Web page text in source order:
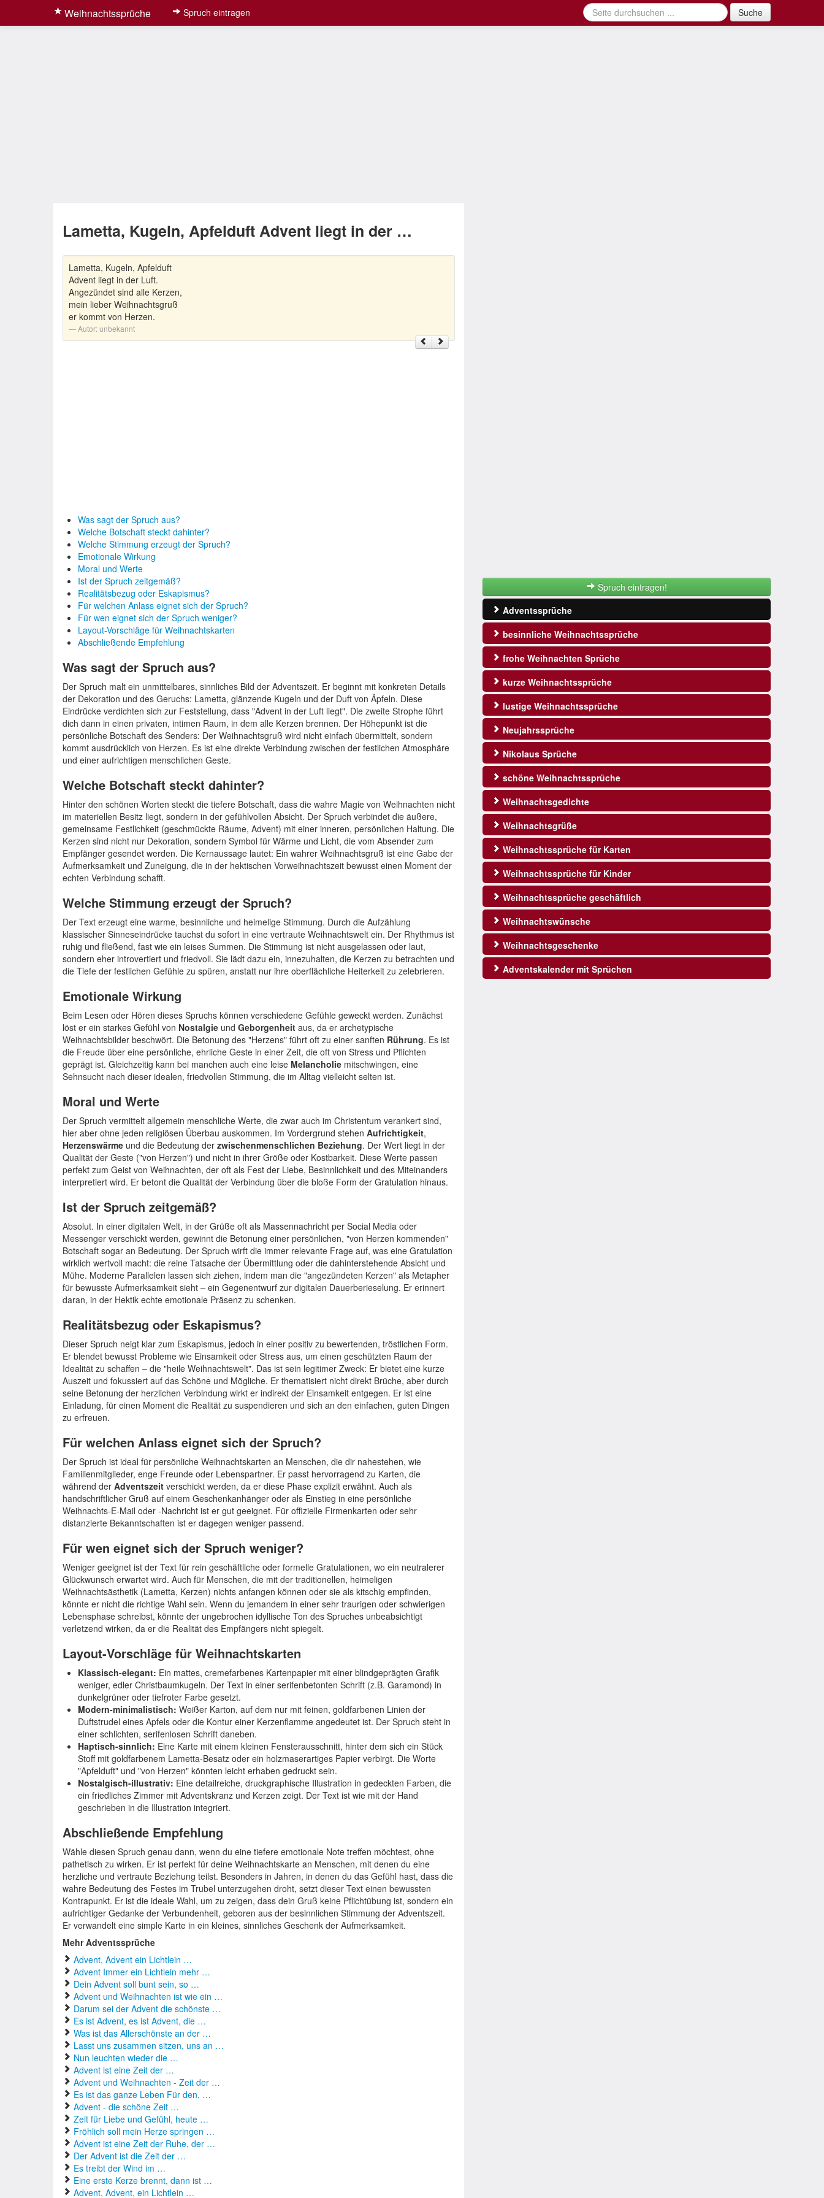
Weihnachtssprüche Spruch eintragen Suche
Lametta, Kugeln, Apfelduft Advent liegt in der …
Lametta, Kugeln, Apfelduft
Advent liegt in der Luft.
Angezündet sind alle Kerzen,
mein lieber Weihnachtsgruß
er kommt von Herzen.
Autor:unbekannt
Was sagt der Spruch aus?
Welche Botschaft steckt dahinter?
Welche Stimmung erzeugt der Spruch?
Emotionale Wirkung
Moral und Werte
Ist der Spruch zeitgemäß?
Realitätsbezug oder Eskapismus?
Für welchen Anlass eignet sich der Spruch?
Für wen eignet sich der Spruch weniger?
Layout-Vorschläge für Weihnachtskarten
Abschließende Empfehlung
Was sagt der Spruch aus?
Der Spruch malt ein unmittelbares, sinnliches Bild der Adventszeit. Er beginnt mit konkreten Details
der Dekoration und des Geruchs: Lametta, glänzende Kugeln und der Duft von Äpfeln. Diese
Eindrücke verdichten sich zur Feststellung, dass "Advent in der Luft liegt". Die zweite Strophe führt
dich dann in einen privaten, intimen Raum, in dem alle Kerzen brennen. Der Höhepunkt ist die
persönliche Botschaft des Senders: Der Weihnachtsgruß wird nicht einfach übermittelt, sondern
kommt ausdrücklich von Herzen. Es ist eine direkte Verbindung zwischen der festlichen Atmosphäre
und einer aufrichtigen menschlichen Geste.
Welche Botschaft steckt dahinter?
Hinter den schönen Worten steckt die tiefere Botschaft, dass die wahre Magie von Weihnachten nicht
im materiellen Besitz liegt, sondern in der gefühlvollen Absicht. Der Spruch verbindet die äußere,
gemeinsame Festlichkeit (geschmückte Räume, Advent) mit einer inneren, persönlichen Haltung. Die
Kerzen sind nicht nur Dekoration, sondern Symbol für Wärme und Licht, die vom Absender zum
Empfänger gesendet werden. Die Kernaussage lautet: Ein wahrer Weihnachtsgruß ist eine Gabe der
Aufmerksamkeit und Zuneigung, die in der hektischen Vorweihnachtszeit bewusst einen Moment der
echten Verbindung schafft.
Welche Stimmung erzeugt der Spruch?
Der Text erzeugt eine warme, besinnliche und heimelige Stimmung. Durch die Aufzählung
klassischer Sinneseindrücke tauchst du sofort in eine vertraute Weihnachtswelt ein. Der Rhythmus ist
ruhig und fließend, fast wie ein leises Summen. Die Stimmung ist nicht ausgelassen oder laut,
sondern eher introvertiert und friedvoll. Sie lädt dazu ein, innezuhalten, die Kerzen zu betrachten und
die Tiefe der festlichen Gefühle zu spüren, anstatt nur ihre oberflächliche Heiterkeit zu zelebrieren.
Emotionale Wirkung
Beim Lesen oder Hören dieses Spruchs können verschiedene Gefühle geweckt werden. Zunächst
löst er ein starkes Gefühl von Nostalgie und Geborgenheit aus, da er archetypische
Weihnachtsbilder beschwört. Die Betonung des "Herzens" führt oft zu einer sanften Rührung. Es ist
die Freude über eine persönliche, ehrliche Geste in einer Zeit, die oft von Stress und Pflichten
geprägt ist. Gleichzeitig kann bei manchen auch eine leise Melancholie mitschwingen, eine
Sehnsucht nach dieser idealen, friedvollen Stimmung, die im Alltag vielleicht selten ist.
Moral und Werte
Der Spruch vermittelt allgemein menschliche Werte, die zwar auch im Christentum verankert sind,
hier aber ohne jeden religiösen Überbau auskommen. Im Vordergrund stehen Aufrichtigkeit,
Herzenswärme und die Bedeutung der zwischenmenschlichen Beziehung. Der Wert liegt in der
Qualität der Geste ("von Herzen") und nicht in ihrer Größe oder Kostbarkeit. Diese Werte passen
perfekt zum Geist von Weihnachten, der oft als Fest der Liebe, Besinnlichkeit und des Miteinanders
interpretiert wird. Er betont die Qualität der Verbindung über die bloße Form der Gratulation hinaus.
Ist der Spruch zeitgemäß?
Absolut. In einer digitalen Welt, in der Grüße oft als Massennachricht per Social Media oder
Messenger verschickt werden, gewinnt die Betonung einer persönlichen, "von Herzen kommenden"
Botschaft sogar an Bedeutung. Der Spruch wirft die immer relevante Frage auf, was eine Gratulation
wirklich wertvoll macht: die reine Tatsache der Übermittlung oder die dahinterstehende Absicht und
Mühe. Moderne Parallelen lassen sich ziehen, indem man die "angezündeten Kerzen" als Metapher
für bewusste Aufmerksamkeit sieht – ein Gegenentwurf zur digitalen Dauerberieselung. Er erinnert
daran, in der Hektik echte emotionale Präsenz zu schenken.
Realitätsbezug oder Eskapismus?
Dieser Spruch neigt klar zum Eskapismus, jedoch in einer positiv zu bewertenden, tröstlichen Form.
Er blendet bewusst Probleme wie Einsamkeit oder Stress aus, um einen geschützten Raum der
Idealität zu schaffen – die "heile Weihnachtswelt". Das ist sein legitimer Zweck: Er bietet eine kurze
Auszeit und fokussiert auf das Schöne und Mögliche. Er thematisiert nicht direkt Brüche, aber durch
seine Betonung der herzlichen Verbindung wirkt er indirekt der Einsamkeit entgegen. Er ist eine
Einladung, für einen Moment die Realität zu suspendieren und sich an den einfachen, guten Dingen
zu erfreuen.
Für welchen Anlass eignet sich der Spruch?
Der Spruch ist ideal für persönliche Weihnachtskarten an Menschen, die dir nahestehen, wie
Familienmitglieder, enge Freunde oder Lebenspartner. Er passt hervorragend zu Karten, die
während der Adventszeit verschickt werden, da er diese Phase explizit erwähnt. Auch als
handschriftlicher Gruß auf einem Geschenkanhänger oder als Einstieg in eine persönliche
Weihnachts-E-Mail oder -Nachricht ist er gut geeignet. Für offizielle Firmenkarten oder sehr
distanzierte Bekanntschaften ist er dagegen weniger passend.
Für wen eignet sich der Spruch weniger?
Weniger geeignet ist der Text für rein geschäftliche oder formelle Gratulationen, wo ein neutralerer
Glückwunsch erwartet wird. Auch für Menschen, die mit der traditionellen, heimeligen
Weihnachtsästhetik (Lametta, Kerzen) nichts anfangen können oder sie als kitschig empfinden,
könnte er nicht die richtige Wahl sein. Wenn du jemandem in einer sehr traurigen oder schwierigen
Lebensphase schreibst, könnte der ungebrochen idyllische Ton des Spruches unbeabsichtigt
verletzend wirken, da er die Realität des Empfängers nicht spiegelt.
Layout-Vorschläge für Weihnachtskarten
Klassisch-elegant: Ein mattes, cremefarbenes Kartenpapier mit einer blindgeprägten Grafik
weniger, edler Christbaumkugeln. Der Text in einer serifenbetonten Schrift (z.B. Garamond) in
dunkelgrüner oder tiefroter Farbe gesetzt.
Modern-minimalistisch: Weißer Karton, auf dem nur mit feinen, goldfarbenen Linien der
Duftstrudel eines Apfels oder die Kontur einer Kerzenflamme angedeutet ist. Der Spruch steht in
einer schlichten, serifenlosen Schrift daneben.
Haptisch-sinnlich: Eine Karte mit einem kleinen Fensterausschnitt, hinter dem sich ein Stück
Stoff mit goldfarbenem Lametta-Besatz oder ein holzmaserartiges Papier verbirgt. Die Worte
"Apfelduft" und "von Herzen" könnten leicht erhaben gedruckt sein.
Nostalgisch-illustrativ: Eine detailreiche, druckgraphische Illustration in gedeckten Farben, die
ein friedliches Zimmer mit Adventskranz und Kerzen zeigt. Der Text ist wie mit der Hand
geschrieben in die Illustration integriert.
Abschließende Empfehlung
Wähle diesen Spruch genau dann, wenn du eine tiefere emotionale Note treffen möchtest, ohne
pathetisch zu wirken. Er ist perfekt für deine Weihnachtskarte an Menschen, mit denen du eine
herzliche und vertraute Beziehung teilst. Besonders in Jahren, in denen du das Gefühl hast, dass die
wahre Bedeutung des Festes im Trubel unterzugehen droht, setzt dieser Text einen bewussten
Kontrapunkt. Er ist die ideale Wahl, um zu zeigen, dass dein Gruß keine Pflichtübung ist, sondern ein
aufrichtiger Gedanke der Verbundenheit, geboren aus der besinnlichen Stimmung der Adventszeit.
Er verwandelt eine simple Karte in ein kleines, sinnliches Geschenk der Aufmerksamkeit.
Mehr Adventssprüche
Advent, Advent ein Lichtlein …
Advent Immer ein Lichtlein mehr …
Dein Advent soll bunt sein, so …
Advent und Weihnachten ist wie ein …
Darum sei der Advent die schönste …
Es ist Advent, es ist Advent, die …
Was ist das Allerschönste an der …
Lasst uns zusammen sitzen, uns an …
Nun leuchten wieder die …
Advent ist eine Zeit der …
Advent und Weihnachten - Zeit der …
Es ist das ganze Leben Für den, …
Advent - die schöne Zeit …
Zeit für Liebe und Gefühl, heute …
Fröhlich soll mein Herze springen …
Advent ist eine Zeit der Ruhe, der …
Der Advent ist die Zeit der …
Es treibt der Wind im …
Eine erste Kerze brennt, dann ist …
Advent, Advent, ein Lichtlein …
Spruch eintragen!
Adventssprüche
besinnliche Weihnachtssprüche
frohe Weihnachten Sprüche
kurze Weihnachtssprüche
lustige Weihnachtssprüche
Neujahrssprüche
Nikolaus Sprüche
schöne Weihnachtssprüche
Weihnachtsgedichte
Weihnachtsgrüße
Weihnachtssprüche für Karten
Weihnachtssprüche für Kinder
Weihnachtssprüche geschäftlich
Weihnachtswünsche
Weihnachtsgeschenke
Adventskalender mit Sprüchen